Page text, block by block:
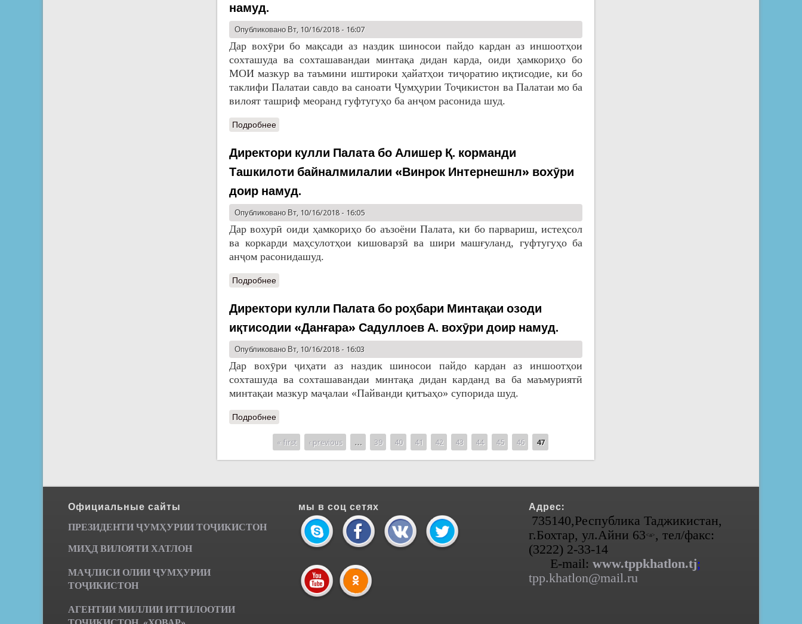
намуд.
Опубликовано Вт, 10/16/2018 - 16:07
Дар вохӯри бо мақсади аз наздик шиносои пайдо кардан аз иншоотҳои
сохташуда ва сохташавандаи минтақа дидан карда, оиди ҳамкориҳо бо
МОИ мазкур ва таъмини иштироки ҳайатҳои тиҷоратию иқтисодие, ки бо
таклифи Палатаи савдо ва саноати Ҷумҳурии Тоҷикистон ва Палатаи мо ба
вилоят ташриф меоранд гуфтугуҳо ба анҷом расонида шуд.
Подробнее
Директори кулли Палата бо Алишер Қ. корманди
Ташкилоти байналмилалии «Винрок Интернешнл» вохӯри
доир намуд.
Опубликовано Вт, 10/16/2018 - 16:05
Дар вохурӣ оиди ҳамкориҳо бо аъзоёни Палата, ки бо парвариш, истеҳсол
ва коркарди маҳсулотҳои кишоварзӣ ва шири машғуланд, гуфтугуҳо ба
анҷом расонидашуд.
Подробнее
Директори кулли Палата бо роҳбари Минтақаи озоди
иқтисодии «Данғара» Садуллоев А. вохӯри доир намуд.
Опубликовано Вт, 10/16/2018 - 16:03
Дар вохӯри ҷиҳати аз наздик шиносои пайдо кардан аз иншоотҳои
сохташуда ва сохташавандаи минтақа дидан карданд ва ба маъмуриятӣ
минтақаи мазкур маҷалаи «Пайванди қитъаҳо» супорида шуд.
Подробнее
« first ‹ previous … 39 40 41 42 43 44 45 46 47
Официальные сайты
ПРЕЗИДЕНТИ ҶУМҲУРИИ ТОҶИКИСТОН
МИҲД ВИЛОЯТИ ХАТЛОН
МАҶЛИСИ ОЛИИ ҶУМҲУРИИ
ТОҶИКИСТОН
АГЕНТИИ МИЛЛИИ ИТТИЛООТИИ
мы в соц сетях Адрес:
735140,Республика Таджикистан,
г.Бохтар, ул.Айни 63<а>, тел/факс:
(3222) 2-33-14
E-mail:www.tppkhatlon.tj;
tpp.khatlon@mail.ru